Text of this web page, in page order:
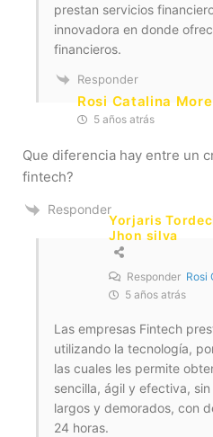
prestan servicios
innovadora en donde
financieros.
Responder
Rosi Catalina
5 años atrás
Que diferencia hay entre un
fintech?
Responder
Yorjaris
Jhon silva
Responder Rosi
5 años atrás
Las empresas Fintech
utilizando la tecnología,
las cuales les permite
sencilla, ágil y efectiva,
largos y demorados, con
24 horas.